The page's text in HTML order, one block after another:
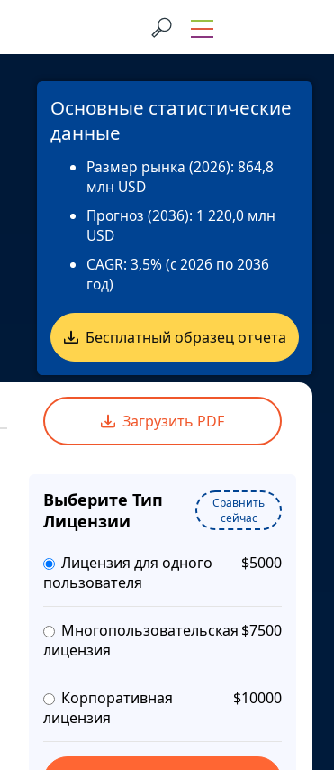
Основные статистические
данные
Размер рынка (2026): 864,8
млн USD
Прогноз (2036): 1 220,0 млн
USD
CAGR: 3,5% (с 2026 по 2036
год)
Бесплатный образец отчета
Загрузить PDF
Выберите Тип
Лицензии
Сравнить
сейчас
Лицензия для одного
пользователя
$5000
Многопользовательская
лицензия
$7500
Корпоративная
лицензия
$10000